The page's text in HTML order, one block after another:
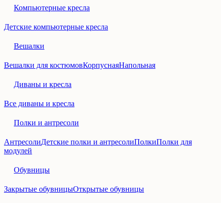
Компьютерные кресла
Детские компьютерные кресла
Вешалки
Вешалки для костюмовКорпуснаяНапольная
Диваны и кресла
Все диваны и кресла
Полки и антресоли
АнтресолиДетские полки и антресолиПолкиПолки для
модулей
Обувницы
Закрытые обувницыОткрытые обувницы